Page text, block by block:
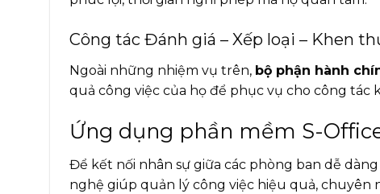
Công tác Đánh giá – Xếp loại – Khen
Ngoài những nhiệm vụ trên, bộ phận hành
quả công việc của họ để phục vụ cho công tác
Ứng dụng phần mềm S-
Để kết nối nhân sự giữa các phòng ban dễ
nghệ giúp quản lý công việc hiệu quả, chuyên